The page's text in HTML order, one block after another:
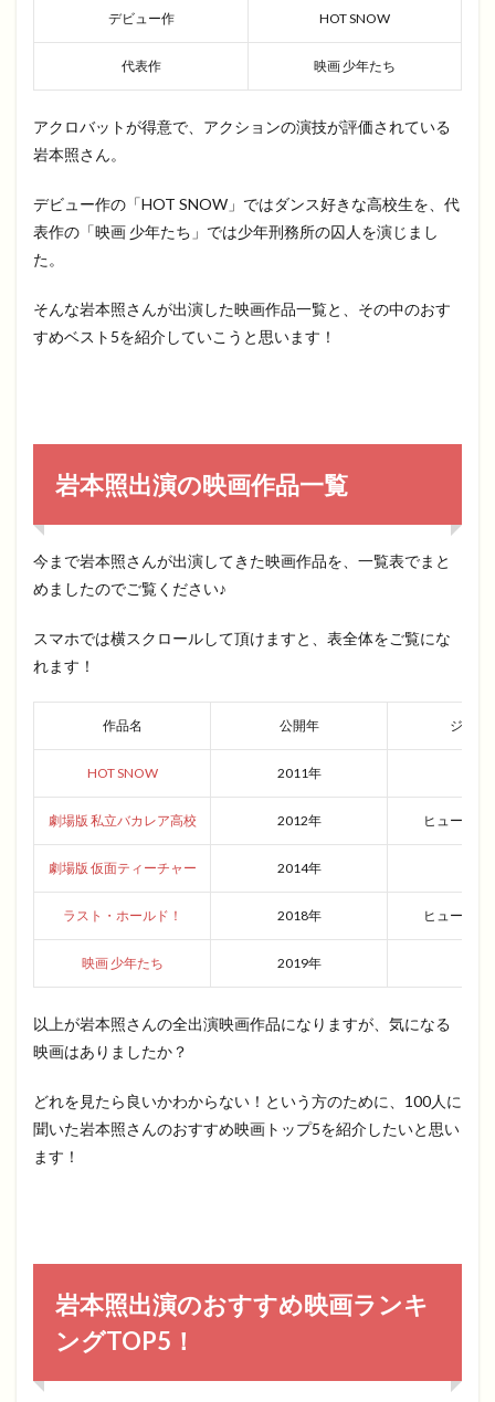
デビュー作 HOT SNOW
代表作 映画 少年たち
アクロバットが得意で、アクションの演技が評価されている
岩本照さん。
デビュー作の「HOT SNOW」ではダンス好きな高校生を、代
表作の「映画 少年たち」では少年刑務所の囚人を演じまし
た。
そんな岩本照さんが出演した映画作品一覧と、その中のおす
すめベスト5を紹介していこうと思います！
岩本照出演の映画作品一覧
今まで岩本照さんが出演してきた映画作品を、一覧表でまと
めましたのでご覧ください♪
スマホでは横スクロールして頂けますと、表全体をご覧にな
れます！
作品名 公開年 ジャン
HOT SNOW 2011年
劇場版 私立バカレア高校 2012年 ヒューマン
劇場版 仮面ティーチャー 2014年
ラスト・ホールド！ 2018年 ヒューマン
映画 少年たち 2019年
以上が岩本照さんの全出演映画作品になりますが、気になる
映画はありましたか？
どれを見たら良いかわからない！という方のために、100人に
聞いた岩本照さんのおすすめ映画トップ5を紹介したいと思い
ます！
岩本照出演のおすすめ映画ランキ
ングTOP5！